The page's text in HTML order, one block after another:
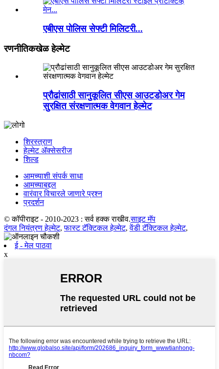
एबीएस पोलिस सेफ्टी मिलिटरी...
रणनीतिकखेळ हेल्मेट
प्रौढांसाठी सानुकूलित सीएस आउटडोअर गेम
सुरक्षित संरक्षणात्मक वेगवान हेल्मेट
शिरस्त्राण
हेल्मेट ॲक्सेसरीज
शिल्ड
आमच्याशी संपर्क साधा
आमच्याबद्दल
वारंवार विचारले जाणारे प्रश्न
प्रदर्शन
© कॉपीराइट - 2010-2023 : सर्व हक्क राखीव.साइट मॅप
दंगल नियंत्रण हेल्मेट,फास्ट टॅक्टिकल हेल्मेट,वेंडी टॅक्टिकल हेल्मेट,
ई - मेल पाठवा
x